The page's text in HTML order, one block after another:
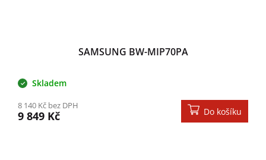
SAMSUNG BW-MIP70PA
Skladem
8 140 Kč bez DPH
9 849 Kč Do košíku